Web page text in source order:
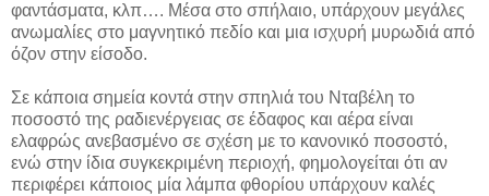
φαντάσματα, κλπ…. Μέσα στο σπήλαιο, υπάρχουν μεγάλες
ανωμαλίες στο μαγνητικό πεδίο και μια ισχυρή μυρωδιά από
όζον στην είσοδο.
Σε κάποια σημεία κοντά στην σπηλιά του Νταβέλη το
ποσοστό της ραδιενέργειας σε έδαφος και αέρα είναι
ελαφρώς ανεβασμένο σε σχέση με το κανονικό ποσοστό,
ενώ στην ίδια συγκεκριμένη περιοχή, φημολογείται ότι αν
περιφέρει κάποιος μία λάμπα φθορίου υπάρχουν καλές